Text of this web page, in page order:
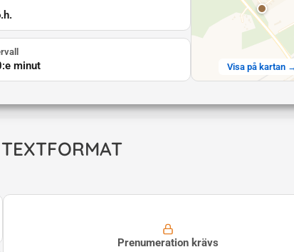
minut Visa på kartan
Prenumeration krävs